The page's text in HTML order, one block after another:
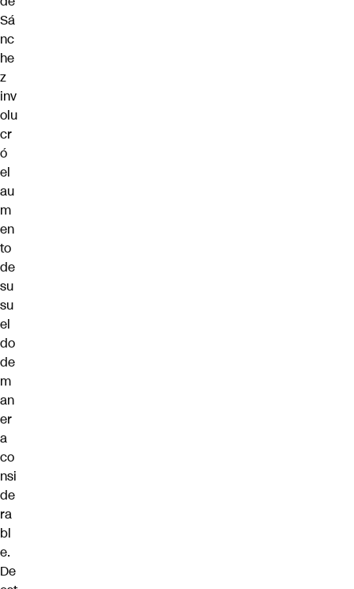
Sá
nc
he
z
inv
olu
cr
ó
el
au
m
en
to
de
su
su
el
do
de
m
an
er
a
co
nsi
de
ra
bl
e.
De